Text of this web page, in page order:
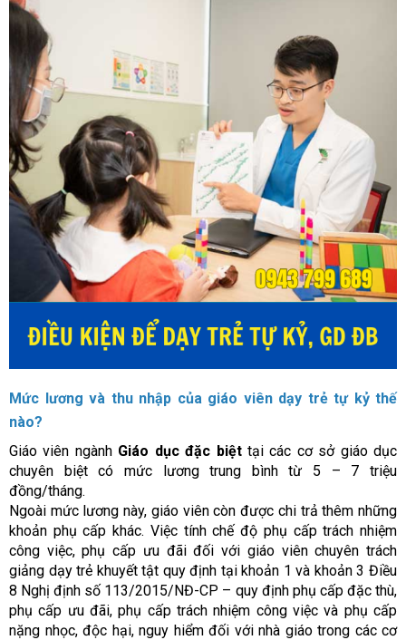
Mức lương và thu nhập của giáo viên dạy trẻ tự kỷ thế
nào?
Giáo viên ngành Giáo dục đặc biệttại các cơ sở giáo dục
chuyên biệt có mức lương trung bình từ 5 – 7 triệu
đồng/tháng.
Ngoài mức lương này, giáo viên còn được chi trả thêm những
khoản phụ cấp khác. Việc tính chế độ phụ cấp trách nhiệm
công việc, phụ cấp ưu đãi đối với giáo viên chuyên trách
giảng dạy trẻ khuyết tật quy định tại khoản 1 và khoản 3 Điều
8 Nghị định số 113/2015/NĐ-CP – quy định phụ cấp đặc thù,
phụ cấp ưu đãi, phụ cấp trách nhiệm công việc và phụ cấp
nặng nhọc, độc hại, nguy hiểm đối với nhà giáo trong các cơ